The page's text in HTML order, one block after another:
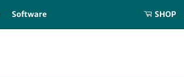
Software SHOP